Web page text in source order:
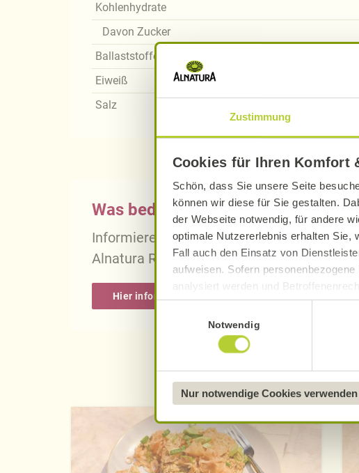
Zustimmung
Cookies für Ihren Komfort
Schön, dass Sie unsere Seite
können wir diese für Sie gestalten.
der Webseite notwendig, für andere
optimale Nutzererlebnis erhalten Sie,
Fall auch den Einsatz von
aufweisen. Sofern
analysiert werden und
Datenverarbeitung und -übermittlung
Datenschutzerklärung
Näheres über uns erfahren Sie in
Notwendig
Nur notwendige Cookies verwenden
Kohlenhydrate
Davon Zucker
Ballaststoffe
Eiweiß
Salz
Was bedeutet vegan, vegetarisch,
Informieren Sie sich über die genaue
Alnatura Rezepten.
Hier informieren